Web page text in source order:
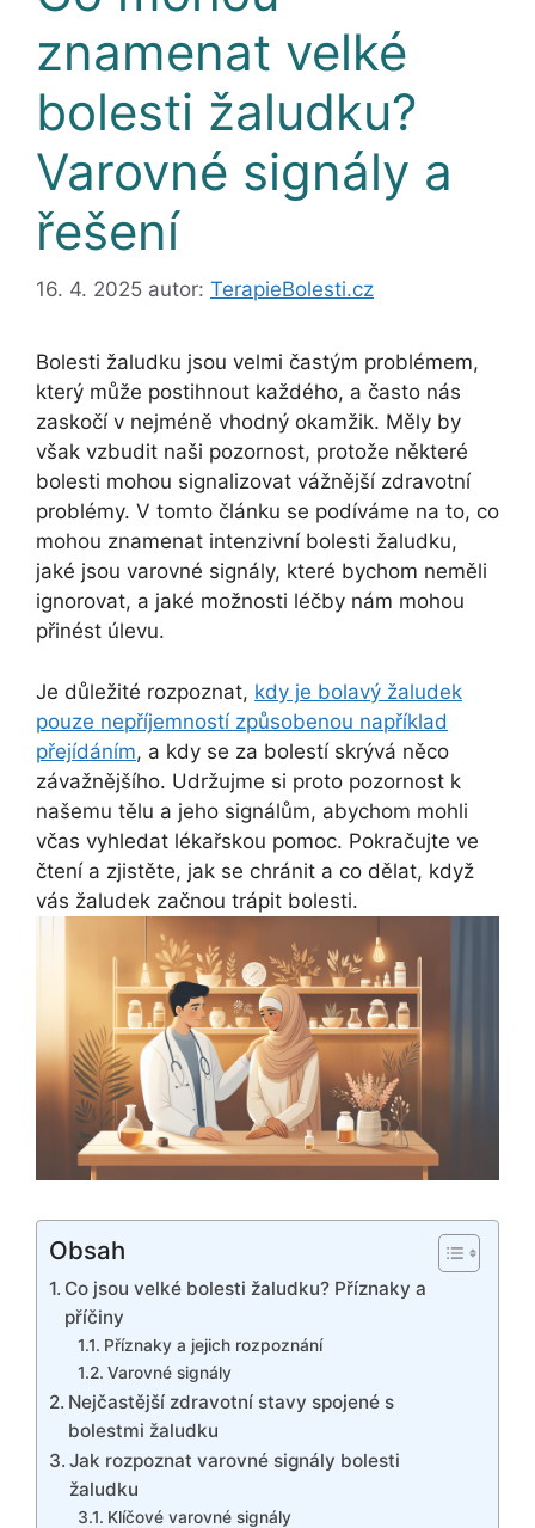
znamenat velké
bolesti žaludku?
Varovné signály a
řešení
16. 4. 2025 autor: TerapieBolesti.cz
Bolesti žaludku jsou velmi častým problémem,
který může postihnout každého, a často nás
zaskočí v nejméně vhodný okamžik. Měly by
však vzbudit naši pozornost, protože některé
bolesti mohou signalizovat vážnější zdravotní
problémy. V tomto článku se podíváme na to, co
mohou znamenat intenzivní bolesti žaludku,
jaké jsou varovné signály, které bychom neměli
ignorovat, a jaké možnosti léčby nám mohou
přinést úlevu.
Je důležité rozpoznat, kdy je bolavý žaludek
pouze nepříjemností způsobenou například
přejídáním, a kdy se za bolestí skrývá něco
závažnějšího. Udržujme si proto pozornost k
našemu tělu a jeho signálům, abychom mohli
včas vyhledat lékařskou pomoc. Pokračujte ve
čtení a zjistěte, jak se chránit a co dělat, když
vás žaludek začnou trápit bolesti.
Obsah
Co jsou velké bolesti žaludku? Příznaky a
příčiny
Příznaky a jejich rozpoznání
Varovné signály
Nejčastější zdravotní stavy spojené s
bolestmi žaludku
Jak rozpoznat varovné signály bolesti
žaludku
Klíčové varovné signály